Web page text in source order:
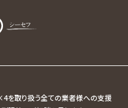
を取り扱う全ての業者様への支援